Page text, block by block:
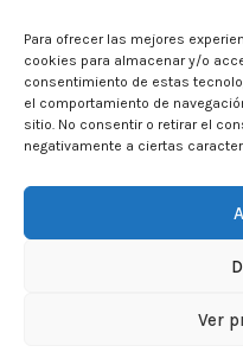
Para ofrecer las mejores
cookies para almacenar y/o
consentimiento de estas
el comportamiento de
sitio. No consentir o retirar el
negativamente a ciertas
Ver
CALENDARIO DE
MARTIA 86
ACTIVIDADES DE